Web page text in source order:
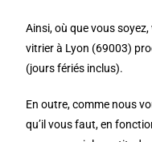
Ainsi, où que vous
vitrier à Lyon (69003)
(jours fériés inclus).
En outre, comme nous
qu’il vous faut, en